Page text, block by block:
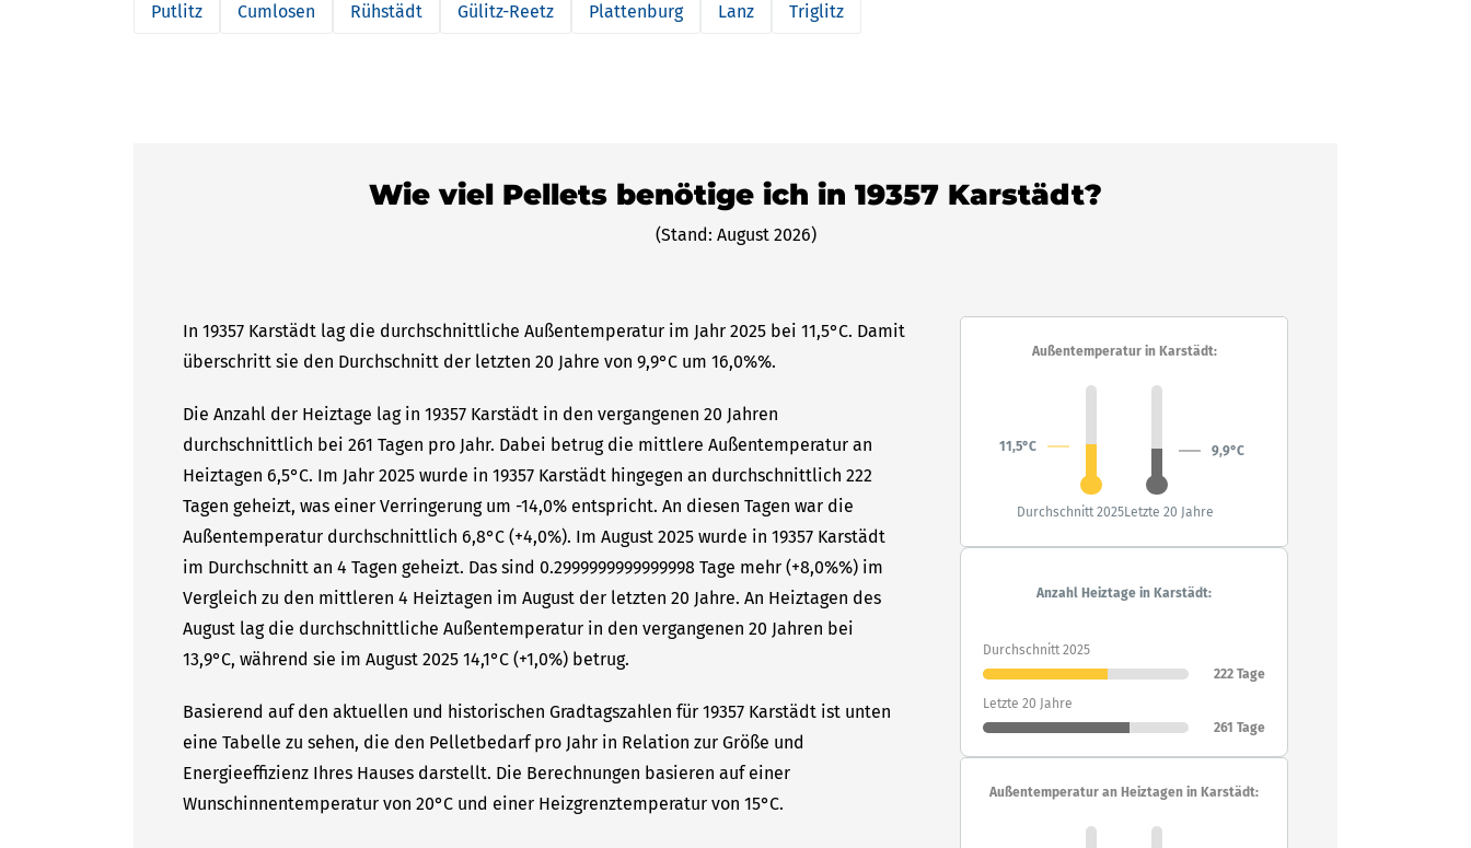
Putlitz Cumlosen Rühstädt Gülitz-Reetz Plattenburg Lanz Triglitz
Wie viel Pellets benötige ich in 19357 Karstädt?
(Stand: August 2026)
In 19357 Karstädt lag die durchschnittliche Außentemperatur im Jahr 2025 bei 11,5°C. Damit
überschritt sie den Durchschnitt der letzten 20 Jahre von 9,9°C um 16,0%%.
Die Anzahl der Heiztage lag in 19357 Karstädt in den vergangenen 20 Jahren
durchschnittlich bei 261 Tagen pro Jahr. Dabei betrug die mittlere Außentemperatur an
Heiztagen 6,5°C. Im Jahr 2025 wurde in 19357 Karstädt hingegen an durchschnittlich 222
Tagen geheizt, was einer Verringerung um -14,0% entspricht. An diesen Tagen war die
Außentemperatur durchschnittlich 6,8°C (+4,0%). Im August 2025 wurde in 19357 Karstädt
im Durchschnitt an 4 Tagen geheizt. Das sind 0.2999999999999998 Tage mehr (+8,0%%) im
Vergleich zu den mittleren 4 Heiztagen im August der letzten 20 Jahre. An Heiztagen des
August lag die durchschnittliche Außentemperatur in den vergangenen 20 Jahren bei
13,9°C, während sie im August 2025 14,1°C (+1,0%) betrug.
Basierend auf den aktuellen und historischen Gradtagszahlen für 19357 Karstädt ist unten
eine Tabelle zu sehen, die den Pelletbedarf pro Jahr in Relation zur Größe und
Energieeffizienz Ihres Hauses darstellt. Die Berechnungen basieren auf einer
Wunschinnentemperatur von 20°C und einer Heizgrenztemperatur von 15°C.
Außentemperatur in Karstädt:
11,5°C 9,9°C
Durchschnitt 2025Letzte 20 Jahre
Anzahl Heiztage in Karstädt:
Durchschnitt 2025
222 Tage
Letzte 20 Jahre
261 Tage
Außentemperatur an Heiztagen in Karstädt: